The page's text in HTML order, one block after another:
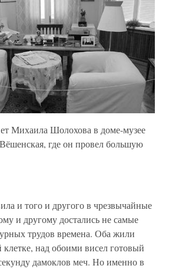
Михаила Шолохова в доме-музее
где он провел большую
и того и другого в чрезвычайные
и другому достались не самые
трудов времена. Оба жили
клетке, над обоими висел готовый
дамоклов меч. Но именно в